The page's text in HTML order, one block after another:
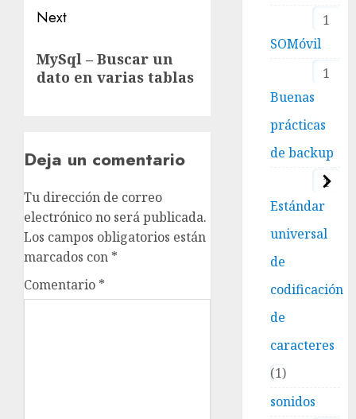
Next
post:
MySql – Buscar un
dato en varias tablas
Deja un comentario
Tu dirección de correo
electrónico no será publicada.
Los campos obligatorios están
marcados con *
Comentario *
1
SOMóvil
1
Buenas
prácticas
de backup
1
Estándar
universal
de
codificación
de
caracteres
1
sonidos